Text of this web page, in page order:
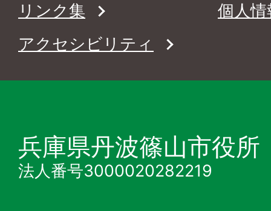
リンク集
個人
アクセシビリティ
兵庫県丹波篠山市役所
法人番号3000020282219